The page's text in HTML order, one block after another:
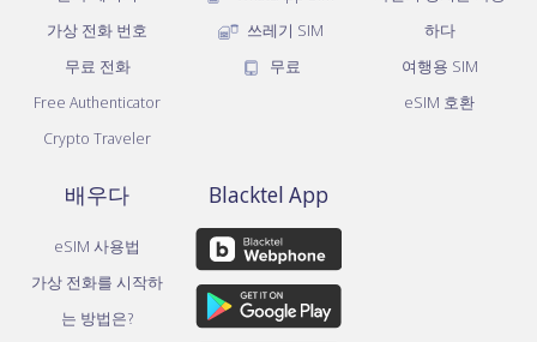
가상 전화 번호
무료 전화
Free Authenticator
Crypto Traveler
쓰레기 SIM
무료
하다
여행용 SIM
eSIM 호환
배우다
eSIM 사용법
가상 전화를 시작하
는 방법은?
Blacktel App